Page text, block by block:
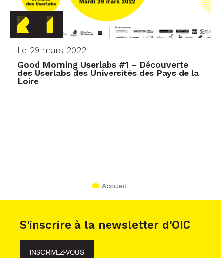
Le 29 mars 2022
Good Morning Userlabs #1 – Découverte
des Userlabs des Universités des Pays de la
Loire
Accueil
S'inscrire à la newsletter d'OIC
INSCRIVEZ-VOUS